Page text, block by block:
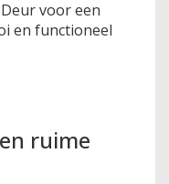
voor een
en functioneel
ruime